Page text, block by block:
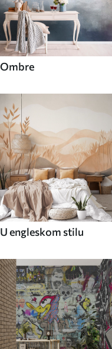
Ombre
U engleskom stilu